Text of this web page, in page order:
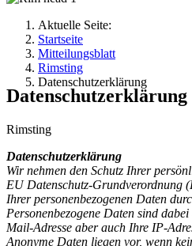
Aktuelle Seite:
Startseite
Mitteilungsblatt
Rimsting
Datenschutzerklärung
Datenschutzerklärung
Rimsting
Datenschutzerklärung
Wir nehmen den Schutz Ihrer
EU Datenschutz-Grundverordnung
Ihrer personenbezogenen Daten
Personenbezogene Daten sind
Mail-Adresse aber auch Ihre IP-
Anonyme Daten liegen vor, wenn